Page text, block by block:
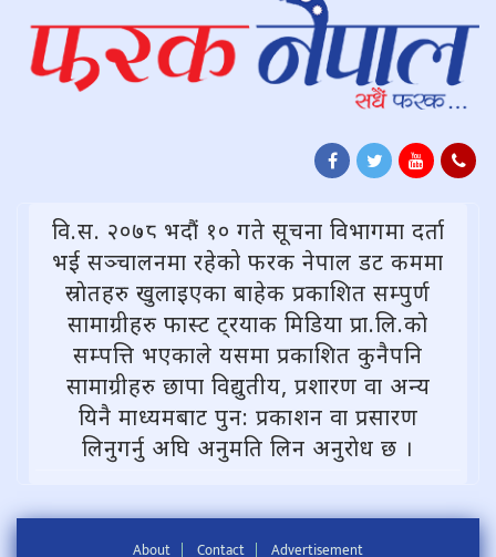
वि.स. २०७८ भदौं १० गते सूचना विभागमा दर्ता
भई सञ्चालनमा रहेको फरक नेपाल डट कममा
स्राेतहरु खुलाइएका बाहेक प्रकाशित सम्पुर्ण
सामाग्रीहरु फास्ट ट्रयाक मिडिया प्रा.लि.काे
सम्पत्ति भएकाले यसमा प्रकाशित कुनैपनि
सामाग्रीहरु छापा विद्युतीय, प्रशारण वा अन्य
यिनै माध्यमबाट पुन: प्रकाशन वा प्रसारण
लिनुगर्नु अघि अनुमति लिन अनुराेध छ ।
About Contact Advertisement